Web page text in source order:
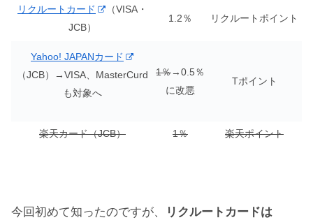
リクルートカード
（VISA・
JCB）
1.2％ リクルートポイント
Yahoo! JAPANカード
（JCB）→VISA、MasterCurd
も対象へ
1％→0.5％
に改悪
Tポイント
楽天カード（JCB） 1％ 楽天ポイント
今回初めて知ったのですが、
リクルートカードは